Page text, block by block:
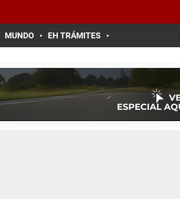
MUNDO EH TRÁMITES